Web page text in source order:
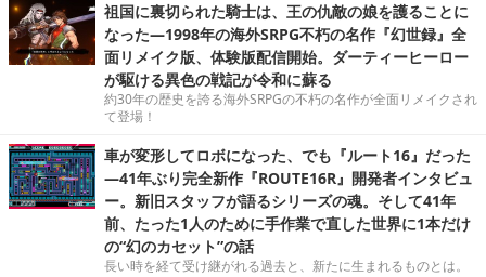
祖国に裏切られた騎士は、王の仇敵の娘を護ることに
なった―1998年の海外SRPG不朽の名作『幻世録』全
面リメイク版、体験版配信開始。ダーティーヒーロー
が駆ける異色の戦記が令和に蘇る
約30年の歴史を誇る海外SRPGの不朽の名作が全面リメイクされ
て登場！
車が変形してロボになった、でも『ルート16』だった
―41年ぶり完全新作『ROUTE16R』開発者インタビュ
ー。新旧スタッフが語るシリーズの魂。そして41年
前、たった1人のために手作業で直した世界に1本だけ
の“幻のカセット”の話
長い時を経て受け継がれる過去と、新たに生まれるものとは。